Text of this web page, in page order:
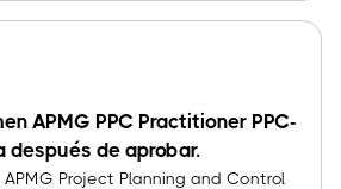
APMG PPC Practitioner PPC-
después de aprobar.
Project Planning and Control